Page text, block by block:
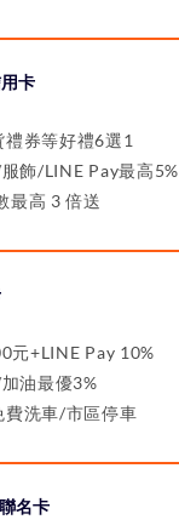
卡
券等好禮6選1
飾/LINE Pay最高5%
最高 3 倍送
元+LINE Pay 10%
油最優3%
費洗車/市區停車
名卡